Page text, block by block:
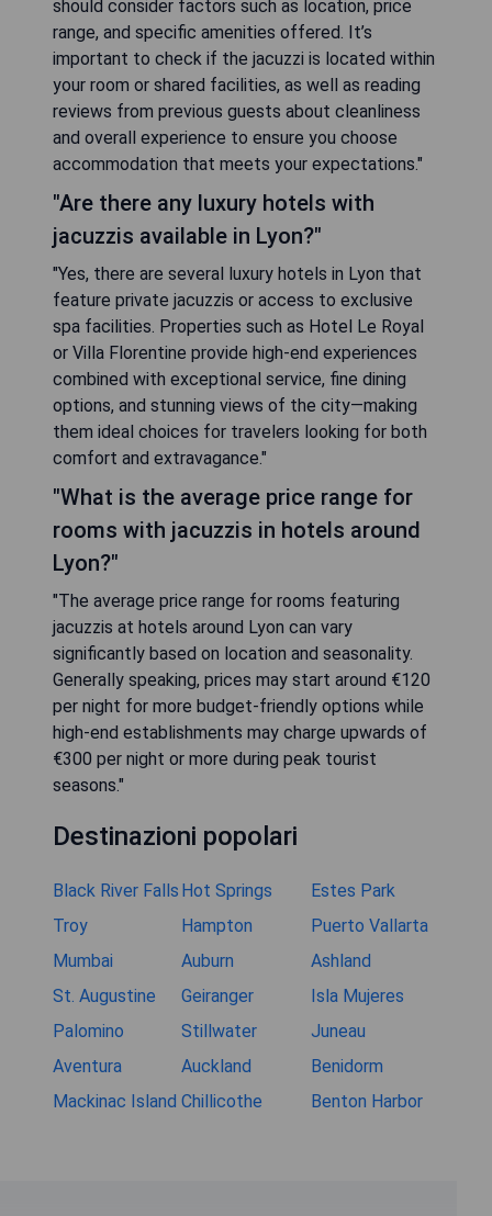
should consider factors such as location, price
range, and specific amenities offered. It’s
important to check if the jacuzzi is located within
your room or shared facilities, as well as reading
reviews from previous guests about cleanliness
and overall experience to ensure you choose
accommodation that meets your expectations."
"Are there any luxury hotels with
jacuzzis available in Lyon?"
"Yes, there are several luxury hotels in Lyon that
feature private jacuzzis or access to exclusive
spa facilities. Properties such as Hotel Le Royal
or Villa Florentine provide high-end experiences
combined with exceptional service, fine dining
options, and stunning views of the city—making
them ideal choices for travelers looking for both
comfort and extravagance."
"What is the average price range for
rooms with jacuzzis in hotels around
Lyon?"
"The average price range for rooms featuring
jacuzzis at hotels around Lyon can vary
significantly based on location and seasonality.
Generally speaking, prices may start around €120
per night for more budget-friendly options while
high-end establishments may charge upwards of
€300 per night or more during peak tourist
seasons."
Destinazioni popolari
Black River Falls Hot Springs
Estes Park
Troy
Hampton
Puerto Vallarta
Mumbai
Auburn
Ashland
St. Augustine
Geiranger
Isla Mujeres
Palomino
Stillwater
Juneau
Aventura
Auckland
Benidorm
Mackinac Island Chillicothe Benton Harbor